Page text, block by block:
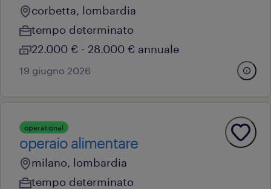
corbetta, lombardia
tempo determinato
22.000 € - 28.000 € annuale
19 giugno 2026
operational
operaio alimentare
milano, lombardia
tempo determinato